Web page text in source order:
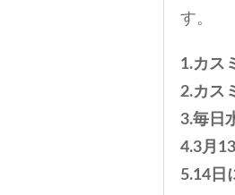
す。
1.カス
2.カス
3.毎日
4.3月
5.14日